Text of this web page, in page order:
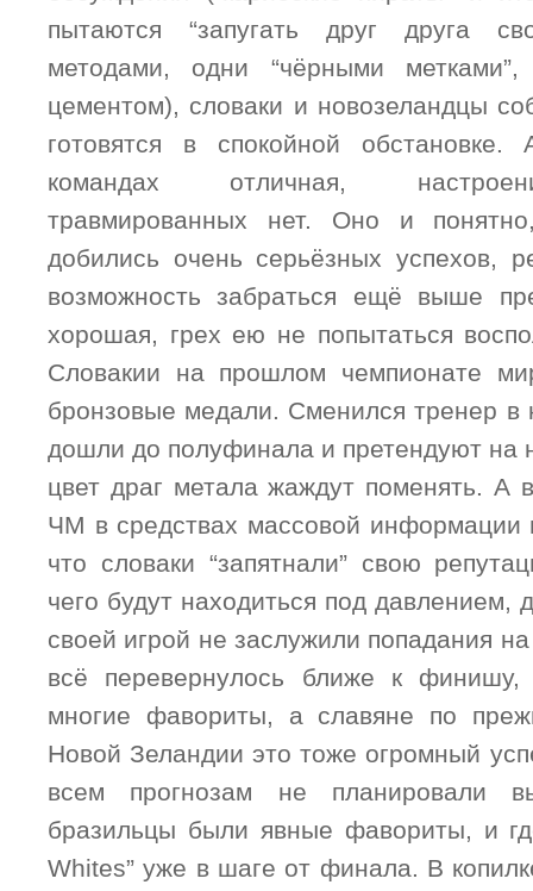
пытаются “запугать друг друга
методами, одни “чёрными
цементом), словаки и новозеландцы
готовятся в спокойной
командах отличная,
травмированных нет. Оно и
добились очень серьёзных успехов,
возможность забраться ещё выше
хорошая, грех ею не попытаться
Словакии на прошлом чемпионате
бронзовые медали. Сменился тренер в
дошли до полуфинала и претендуют на
цвет драг метала жаждут поменять. А
ЧМ в средствах массовой информации
что словаки “запятнали” свою
чего будут находиться под
своей игрой не заслужили попадания
всё перевернулось ближе к
многие фавориты, а славяне по
Новой Зеландии это тоже огромный
всем прогнозам не планировали
бразильцы были явные фавориты, и
Whites” уже в шаге от финала. В